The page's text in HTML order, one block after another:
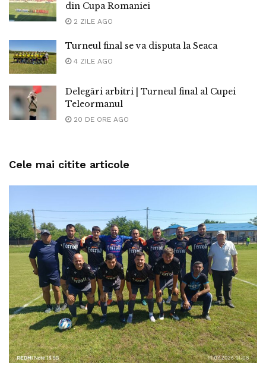
din Cupa Romaniei
2 ZILE AGO
Turneul final se va disputa la Seaca
4 ZILE AGO
Delegări arbitri | Turneul final al Cupei
Teleormanul
20 DE ORE AGO
Cele mai citite articole